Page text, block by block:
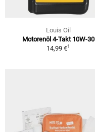
Louis Oil
Motorenöl 4-Takt 10W-30
14,99 €1